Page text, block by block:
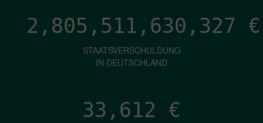
2,805,511,631,173 €
STAATSVERSCHULDUNG
IN DEUTSCHLAND
33,612 €